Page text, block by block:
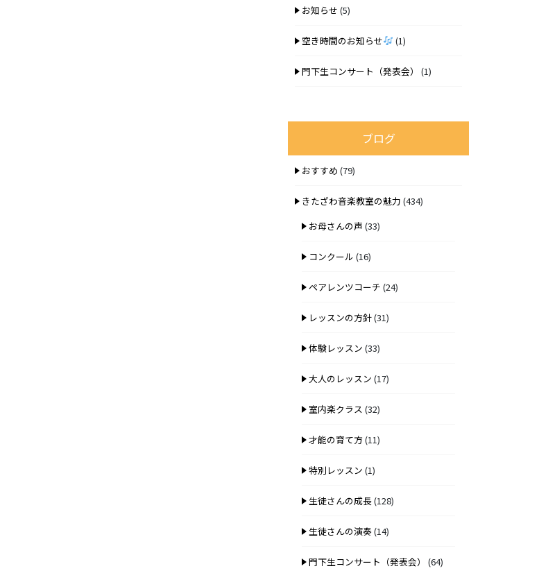
お知らせ (5)
空き時間のお知らせ (1)
門下生コンサート（発表会） (1)
ブログ
おすすめ (79)
きたざわ音楽教室の魅力 (434)
お母さんの声 (33)
コンクール (16)
ペアレンツコーチ (24)
レッスンの方針(31)
体験レッスン (33)
大人のレッスン (17)
室内楽クラス (32)
才能の育て方 (11)
特別レッスン (1)
生徒さんの成長(128)
生徒さんの演奏(14)
門下生コンサート（発表会） (64)